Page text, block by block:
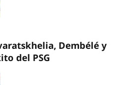
Dembélé y
del PSG